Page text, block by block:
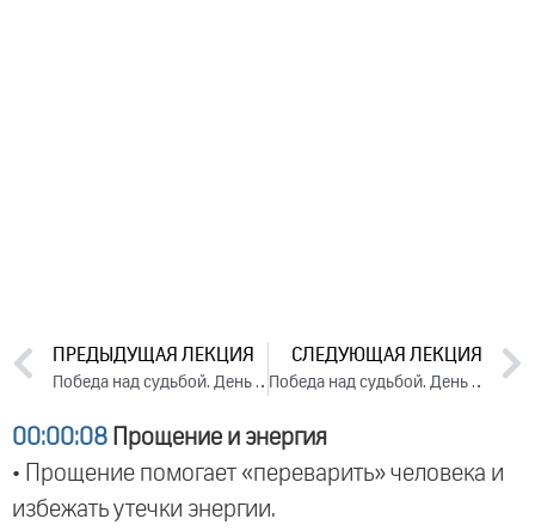
ПРЕДЫДУЩАЯ ЛЕКЦИЯ
Победа над судьбой. День 1. Часть 1 (2025)
СЛЕДУЮЩАЯ ЛЕКЦИЯ
Победа над судьбой. День 2. Часть 1 (2025)
00:00:08 Прощение и энергия
• Прощение помогает «переварить» человека и
избежать утечки энергии.